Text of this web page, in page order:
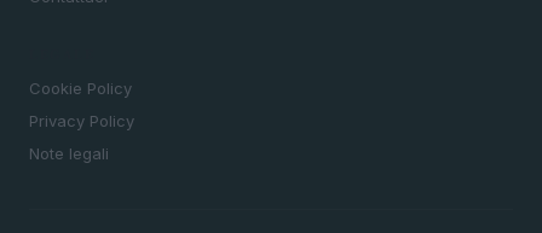
Cookie Policy
Privacy Policy
Note legali